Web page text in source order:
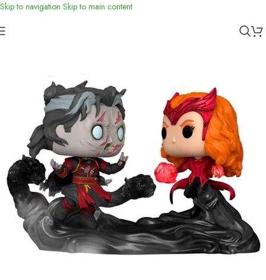
Skip to navigation Skip to main content
Inicio